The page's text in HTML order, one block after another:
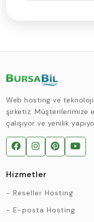
Web hosting ve
şirketiz. Müşterilerimize
çalışıyor ve yenilik
Hizmetler
Reseller Hosting
E-posta Hosting